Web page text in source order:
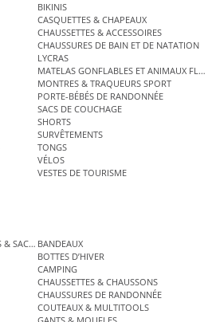
BIKINIS
CASQUETTES & CHAPEAUX
CHAUSSETTES & ACCESSOIRES
CHAUSSURES DE BAIN ET DE NATATION
LYCRAS
MATELAS GONFLABLES ET ANIMAUX
MONTRES & TRAQUEURS SPORT
PORTE-BÉBÉS DE RANDONNÉE
SACS DE COUCHAGE
SHORTS
SURVÊTEMENTS
TONGS
VÉLOS
VESTES DE TOURISME
& SACS ÉTANCHES
BANDEAUX
BOTTES D’HIVER
CAMPING
CHAUSSETTES & CHAUSSONS
CHAUSSURES DE RANDONNÉE
COUTEAUX & MULTITOOLS